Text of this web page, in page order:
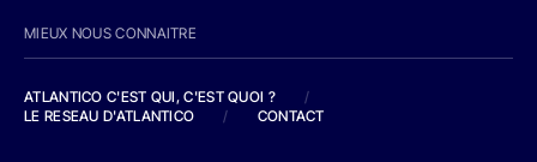
MIEUX NOUS CONNAITRE
ATLANTICO C'EST QUI, C'EST QUOI ?
/
LE RESEAU D'ATLANTICO
/ CONTACT